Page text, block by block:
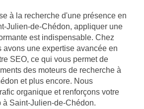
à la recherche d'une présence en
Julien-de-Chédon, appliquer une
est indispensable. Chez
avons une expertise avancée en
SEO, ce qui vous permet de
des moteurs de recherche à
et plus encore. Nous
organique et renforçons votre
Saint-Julien-de-Chédon.